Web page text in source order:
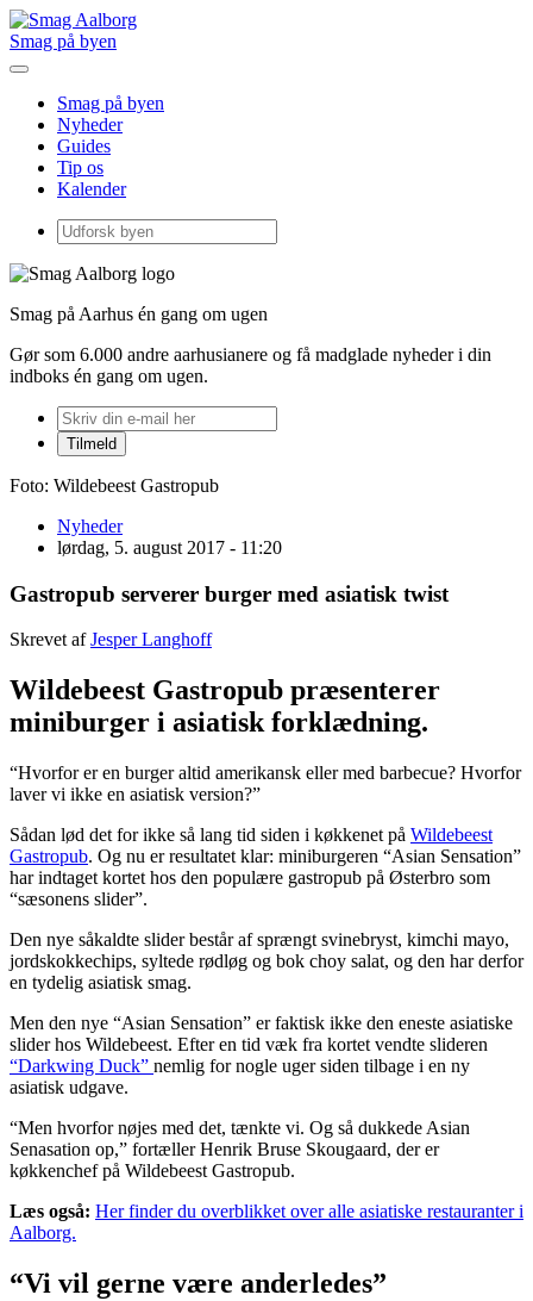
Smag på byen
Smag på byen
Nyheder
Guides
Tip os
Kalender
Smag på Aarhus én gang om ugen
Gør som 6.000 andre aarhusianere og få madglade nyheder i din
indboks én gang om ugen.
Foto: Wildebeest Gastropub
Nyheder
lørdag, 5. august 2017 - 11:20
Gastropub serverer burger med asiatisk twist
Skrevet afJesper Langhoff
Wildebeest Gastropub præsenterer
miniburger i asiatisk forklædning.
“Hvorfor er en burger altid amerikansk eller med barbecue? Hvorfor
laver vi ikke en asiatisk version?”
Sådan lød det for ikke så lang tid siden i køkkenet på Wildebeest
Gastropub. Og nu er resultatet klar: miniburgeren “Asian Sensation”
har indtaget kortet hos den populære gastropub på Østerbro som
“sæsonens slider”.
Den nye såkaldte slider består afsprængt svinebryst, kimchi mayo,
jordskokkechips, syltede rødløg og bok choy salat, og den har derfor
en tydelig asiatisk smag.
Men den nye “Asian Sensation” er faktisk ikke den eneste asiatiske
slider hos Wildebeest. Efter en tid væk fra kortet vendte slideren
“Darkwing Duck” nemlig for nogle uger siden tilbage i en ny
asiatisk udgave.
“Men hvorfor nøjes med det, tænkte vi. Og så dukkede Asian
Senasation op,” fortæller Henrik Bruse Skougaard, der er
køkkenchef på Wildebeest Gastropub.
Læs også: Her finder du overblikket over alle asiatiske restauranter i
Aalborg.
“Vi vil gerne være anderledes”